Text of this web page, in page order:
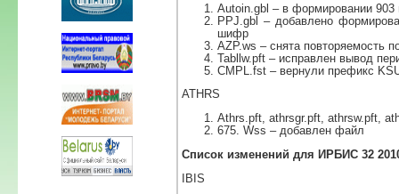
Autoin.gbl – в формировании 903
PPJ.gbl – добавлено
шифр
AZP.ws – снята повторяемость
Tabllw.pft – исправлен вывод
CMPL.fst – вернули префикс
ATHRS
Athrs.pft, athrsgr.pft, athrsw.pft,
675. Wss – добавлен файл
Список изменений для ИРБИС 32
IBIS